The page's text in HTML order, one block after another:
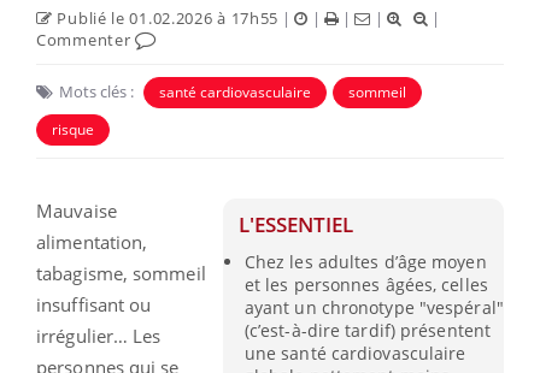
Publié le 01.02.2026 à 17h55 | | | |
|
Commenter
Mots clés : santé cardiovasculaire
sommeil
risque
L'ESSENTIEL
Chez les adultes d’âge moyen
et les personnes âgées, celles
ayant un chronotype "vespéral"
(c’est-à-dire tardif) présentent
une santé cardiovasculaire
Mauvaise
alimentation,
tabagisme, sommeil
insuffisant ou
irrégulier… Les
personnes qui se